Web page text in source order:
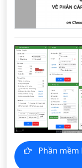
Phần mềm DSG - Công cụ triển khai nhanh